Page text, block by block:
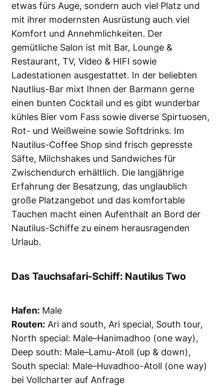
etwas fürs Auge, sondern auch viel Platz und
mit ihrer modernsten Ausrüstung auch viel
Komfort und Annehmlichkeiten. Der
gemütliche Salon ist mit Bar, Lounge &
Restaurant, TV, Video & HIFI sowie
Ladestationen ausgestattet. In der beliebten
Nautlius-Bar mixt Ihnen der Barmann gerne
einen bunten Cocktail und es gibt wunderbar
kühles Bier vom Fass sowie diverse Spirtuosen,
Rot- und Weißweine sowie Softdrinks. Im
Nautilus-Coffee Shop sind frisch gepresste
Säfte, Milchshakes und Sandwiches für
Zwischendurch erhältlich. Die langjährige
Erfahrung der Besatzung, das unglaublich
große Platzangebot und das komfortable
Tauchen macht einen Aufenthalt an Bord der
Nautilus-Schiffe zu einem herausragenden
Urlaub.
Das Tauchsafari-Schiff: Nautilus Two
Hafen: Male
Routen: Ari and south, Ari special, South tour,
North special: Male–Hanimadhoo (one way),
Deep south: Male–Lamu-Atoll (up & down),
South special: Male–Huvadhoo-Atoll (one way)
bei Vollcharter auf Anfrage